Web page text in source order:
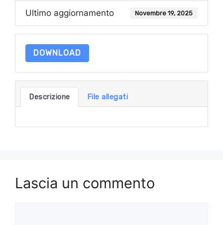
Ultimo aggiornamento Novembre 19, 2025
DOWNLOAD
Descrizione File allegati
Lascia un commento